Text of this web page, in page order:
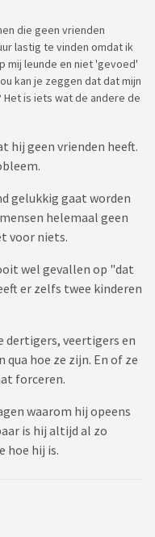
die geen vrienden
lastig te vinden omdat ik
mij leunde en niet 'gevoed'
kan je zeggen dat dat mijn
is iets wat de andere de
hij geen vrienden heeft.
gelukkig gaat worden
helemaal geen
voor niets.
wel gevallen op "dat
er zelfs twee kinderen
dertigers, veertigers en
hoe ze zijn. En of ze
forceren.
waarom hij opeens
is hij altijd al zo
hoe hij is.